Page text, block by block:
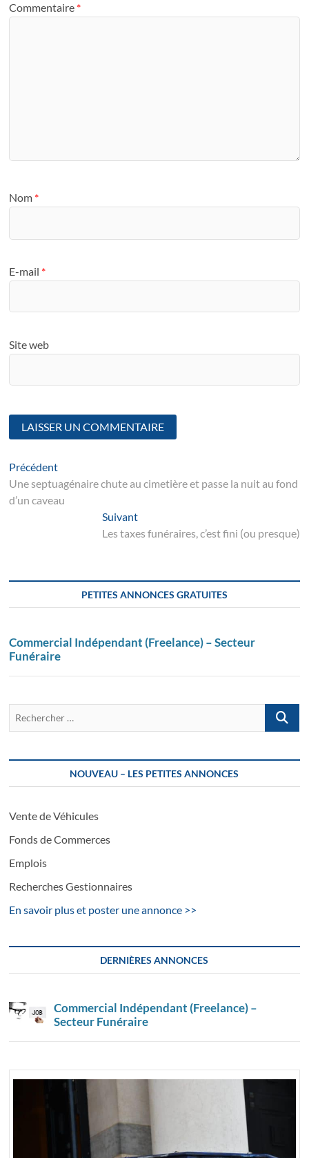
Commentaire *
Nom *
E-mail *
Site web
Navigation
de
PrécédentArticle
suivant
Une septuagénaire chute au cimetière et passe la nuit au fond
d’un caveau
SuivantSuivant
post:
Les taxes funéraires, c’est fini (ou presque)
PETITES ANNONCES GRATUITES
Commercial Indépendant (Freelance) – Secteur
Funéraire
NOUVEAU – LES PETITES ANNONCES
Vente de Véhicules
Fonds de Commerces
Emplois
Recherches Gestionnaires
En savoir plus et poster une annonce >>
DERNIÈRES ANNONCES
Commercial Indépendant (Freelance) –
Secteur Funéraire